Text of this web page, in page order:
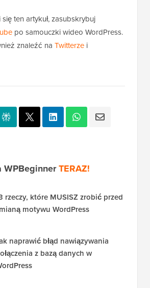
ten artykuł, zasubskrybuj
po samouczki wideo WordPress.
znaleźć na Twitterze i
WPBeginnerTERAZ!
rzeczy, które MUSISZ zrobić przed
motywu WordPress
naprawić błąd nawiązywania
z bazą danych w